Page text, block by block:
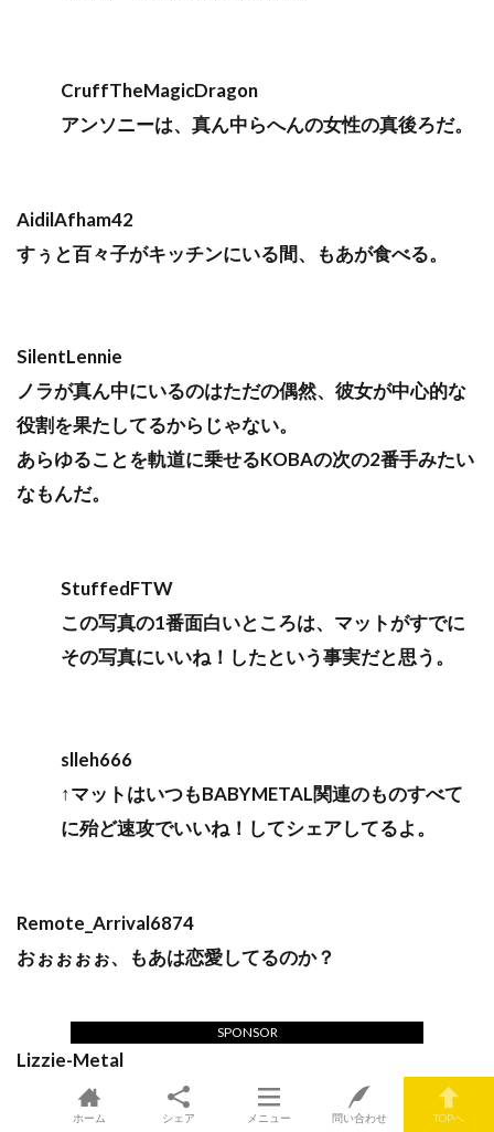
CruffTheMagicDragon
アンソニーは、真ん中らへんの女性の真後ろだ。
AidilAfham42
すぅと百々子がキッチンにいる間、もあが食べる。
SilentLennie
ノラが真ん中にいるのはただの偶然、彼女が中心的な
役割を果たしてるからじゃない。
あらゆることを軌道に乗せるKOBAの次の2番手みたい
なもんだ。
StuffedFTW
この写真の1番面白いところは、マットがすでに
その写真にいいね！したという事実だと思う。
slleh666
↑マットはいつもBABYMETAL関連のものすべて
に殆ど速攻でいいね！してシェアしてるよ。
Remote_Arrival6874
おぉぉぉぉ、もあは恋愛してるのか？
Lizzie-Metal
それどこに投稿されたの？
SPONSOR
ホーム シェア メニュー 問い合わせ TOPへ